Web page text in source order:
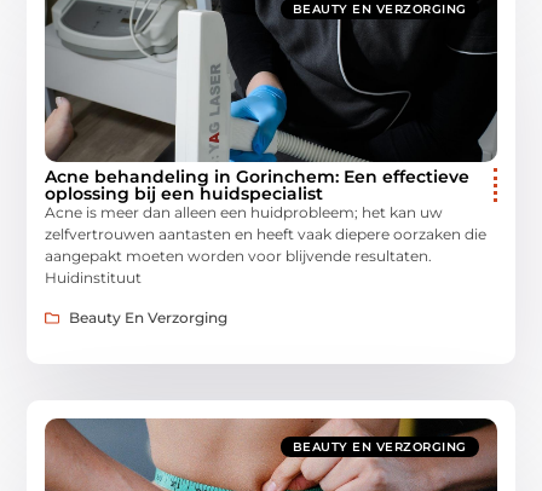
BEAUTY EN VERZORGING
Acne behandeling in Gorinchem: Een effectieve
oplossing bij een huidspecialist
Acne is meer dan alleen een huidprobleem; het kan uw
zelfvertrouwen aantasten en heeft vaak diepere oorzaken die
aangepakt moeten worden voor blijvende resultaten.
Huidinstituut
Beauty En Verzorging
BEAUTY EN VERZORGING